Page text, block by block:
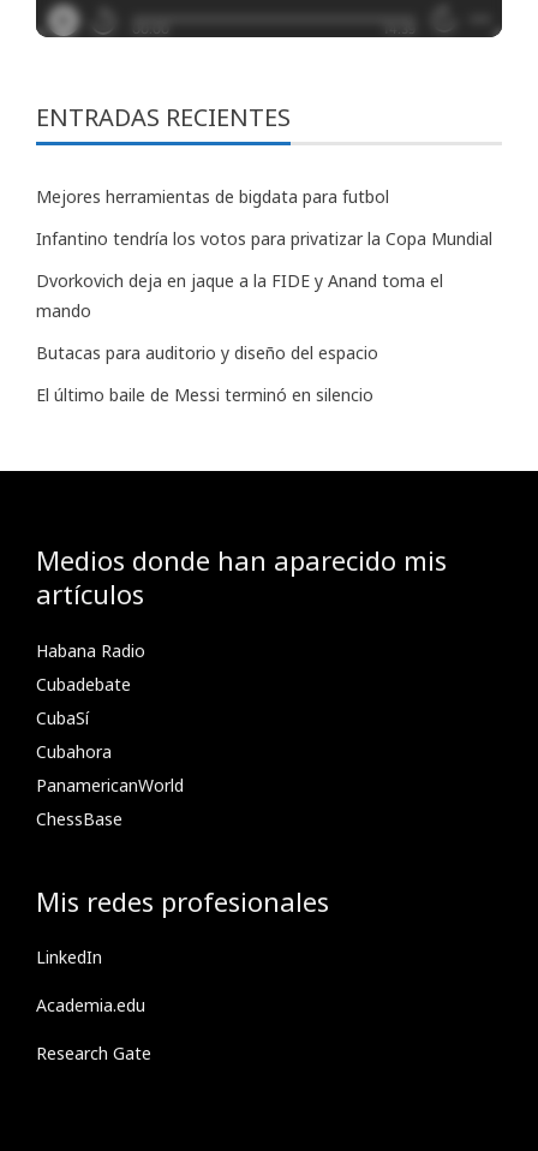
ENTRADAS RECIENTES
Mejores herramientas de bigdata para futbol
Infantino tendría los votos para privatizar la Copa Mundial
Dvorkovich deja en jaque a la FIDE y Anand toma el
mando
Butacas para auditorio y diseño del espacio
El último baile de Messi terminó en silencio
Medios donde han aparecido mis
artículos
Habana Radio
Cubadebate
CubaSí
Cubahora
PanamericanWorld
ChessBase
Mis redes profesionales
LinkedIn
Academia.edu
Research Gate